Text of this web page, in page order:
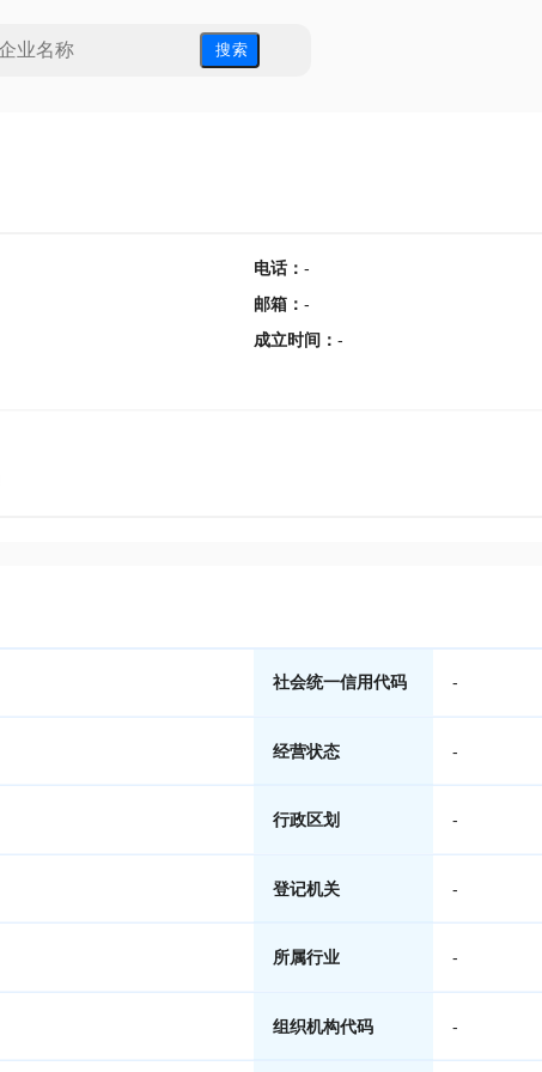
搜 索
电话： -
邮箱 ： -
成立时间 ： -
社会统一信用代码 -
经营状态 -
行政区划 -
登记机关 -
所属行业 -
组织机构代码 -